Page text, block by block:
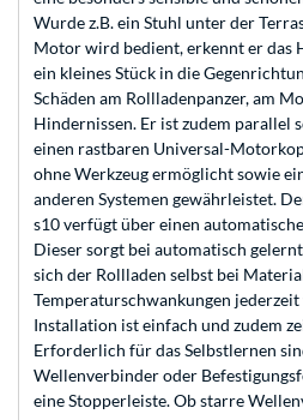
Wurde z.B. ein Stuhl unter der
Motor wird bedient, erkennt er das
ein kleines Stück in die
Schäden am Rollladenpanzer, am
Hindernissen. Er ist zudem parallel
einen rastbaren Universal-
ohne Werkzeug ermöglicht sowie
anderen Systemen gewährleistet.
s10 verfügt über einen
Dieser sorgt bei automatisch
sich der Rollladen selbst bei
Temperaturschwankungen
Installation ist einfach und zudem
Erforderlich für das Selbstlernen
Wellenverbinder oder
eine Stopperleiste. Ob starre